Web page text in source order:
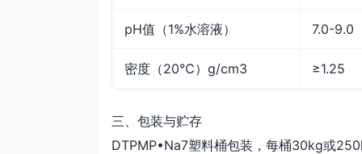
pH值（1%水溶液） 7.0-9.0
密度（20℃）g/cm3 ≥1.25
三、包装与贮存
DTPMP•Na7塑料桶包装，每桶30kg或